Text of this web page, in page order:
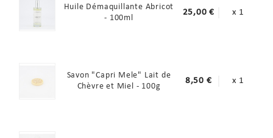
Huile Démaquillante Abricot
- 100ml
25,00 € x 1
Savon "Capri Mele" Lait de
Chèvre et Miel - 100g
8,50 € x 1